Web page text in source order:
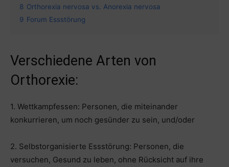
8 Orthorexia nervosa vs. Anorexia nervosa
9 Forum Essstörung
Verschiedene Arten von
Orthorexie:
1. Wettkampfessen: Personen, die miteinander
konkurrieren, um noch gesünder zu sein, und/oder
2. Selbstorganisierte Essstörung: Personen, die
versuchen, Gesund zu leben, ohne Rücksicht auf ihre